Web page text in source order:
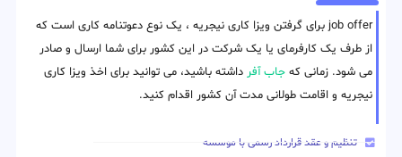
job offer برای گرفتن ویزا کاری نیجریه ، یک نوع دعوتنامه کاری است که
از طرف یک کارفرمای یا یک شرکت در این کشور برای شما ارسال و صادر
می شود. زمانی که جاب آفر داشته باشید، می توانید برای اخذ ویزا کاری
نیجریه و اقامت طولانی مدت آن کشور اقدام کنید.
تنظیم و عقد قرارداد رسمی با موسسه